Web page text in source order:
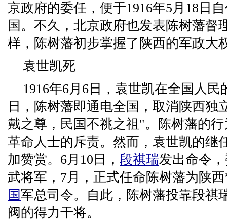
京政府的委任，便于1916年5月18日
国。不久，北京政府也发表陈树藩督
样，陈树藩初步掌握了陕西的军政大
袁世凯死
1916年6月6日，袁世凯在全国人
日，陈树藩即通电全国，取消陕西独
戴之尊，民国不祧之祖"。陈树藩的
革命人士的斥责。然而，袁世凯的继
加赞赏。6月10日， 段祺瑞发出命令
武将军，7月，正式任命陈树藩为陕
国军总司令。自此，陈树藩投靠段祺
阀的得力干将。